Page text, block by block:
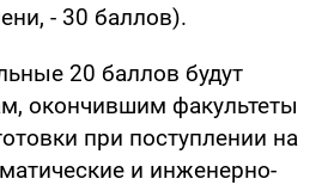
- 30 баллов).
20 баллов будут
окончившим факультеты
при поступлении на
и инженерно-